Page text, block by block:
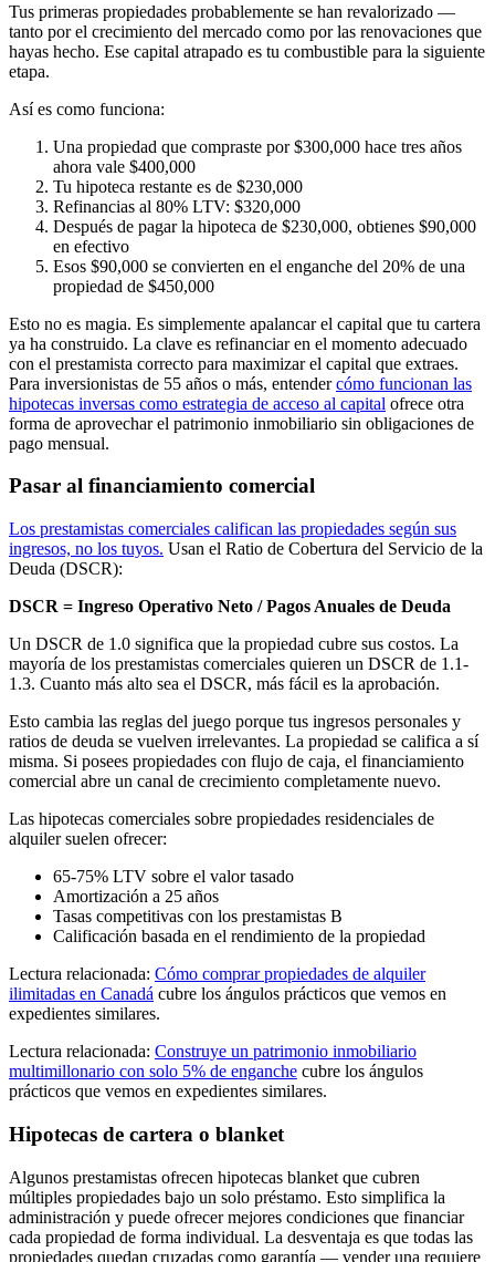
Tus primeras propiedades probablemente se han revalorizado —
tanto por el crecimiento del mercado como por las renovaciones que
hayas hecho. Ese capital atrapado es tu combustible para la siguiente
etapa.
Así es como funciona:
Una propiedad que compraste por $300,000 hace tres años
ahora vale $400,000
Tu hipoteca restante es de $230,000
Refinancias al 80% LTV: $320,000
Después de pagar la hipoteca de $230,000, obtienes $90,000
en efectivo
Esos $90,000 se convierten en el enganche del 20% de una
propiedad de $450,000
Esto no es magia. Es simplemente apalancar el capital que tu cartera
ya ha construido. La clave es refinanciar en el momento adecuado
con el prestamista correcto para maximizar el capital que extraes.
Para inversionistas de 55 años o más, entendercómo funcionan las
hipotecas inversas como estrategia de acceso al capital ofrece otra
forma de aprovechar el patrimonio inmobiliario sin obligaciones de
pago mensual.
Pasar al financiamiento comercial
Los prestamistas comerciales califican las propiedades según sus
ingresos, no los tuyos. Usan el Ratio de Cobertura del Servicio de la
Deuda (DSCR):
DSCR = Ingreso Operativo Neto / Pagos Anuales de Deuda
Un DSCR de 1.0 significa que la propiedad cubre sus costos. La
mayoría de los prestamistas comerciales quieren un DSCR de 1.1-
1.3. Cuanto más alto sea el DSCR, más fácil es la aprobación.
Esto cambia las reglas del juego porque tus ingresos personales y
ratios de deuda se vuelven irrelevantes. La propiedad se califica a sí
misma. Si posees propiedades con flujo de caja, el financiamiento
comercial abre un canal de crecimiento completamente nuevo.
Las hipotecas comerciales sobre propiedades residenciales de
alquiler suelen ofrecer:
65-75% LTV sobre el valor tasado
Amortización a 25 años
Tasas competitivas con los prestamistas B
Calificación basada en el rendimiento de la propiedad
Lectura relacionada: Cómo comprar propiedades de alquiler
ilimitadas en Canadá cubre los ángulos prácticos que vemos en
expedientes similares.
Lectura relacionada: Construye un patrimonio inmobiliario
multimillonario con solo 5% de enganche cubre los ángulos
prácticos que vemos en expedientes similares.
Hipotecas de cartera o blanket
Algunos prestamistas ofrecen hipotecas blanket que cubren
múltiples propiedades bajo un solo préstamo. Esto simplifica la
administración y puede ofrecer mejores condiciones que financiar
cada propiedad de forma individual. La desventaja es que todas las
propiedades quedan cruzadas como garantía — vender una requiere